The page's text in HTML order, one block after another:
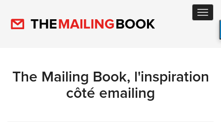
The Mailing Book, l'inspiration
côté emailing